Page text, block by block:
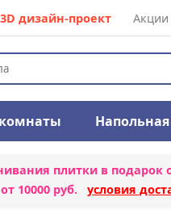
3D дизайн-проект Акции
плиткив подарок
10000 руб. условия